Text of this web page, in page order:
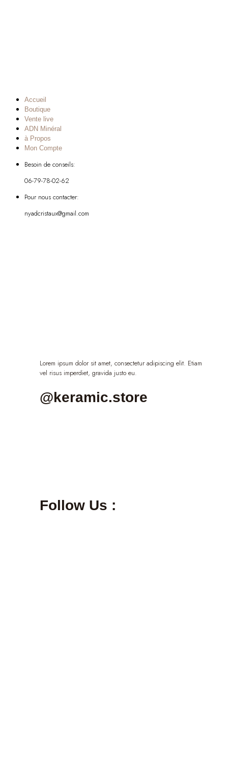
Accueil
Boutique
Vente live
ADN Minéral
à Propos
Mon Compte
Besoin de conseils:
06-79-78-02-62
Pour nous contacter:
nyadcristaux@gmail.com
Lorem ipsum dolor sit amet, consectetur adipiscing elit. Etiam
vel risus imperdiet, gravida justo eu.
@keramic.store
Follow Us :